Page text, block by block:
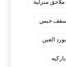
ملاحق منزلية
جبس
العين